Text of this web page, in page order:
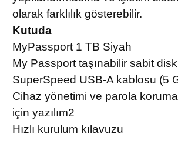
olarak farklılık gösterebilir.
Kutuda
MyPassport 1 TB Siyah
My Passport taşınabilir sabit disk
SuperSpeed USB-A kablosu (5
Cihaz yönetimi ve parola
için yazılım2
Hızlı kurulum kılavuzu